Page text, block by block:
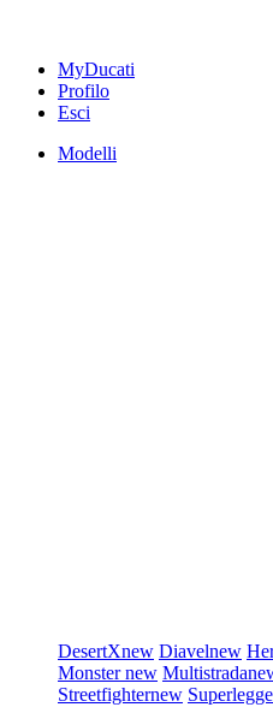
MyDucati
Profilo
Esci
Modelli
DesertXnew Diavelnew
Monsternew Multistrada
Streetfighternew